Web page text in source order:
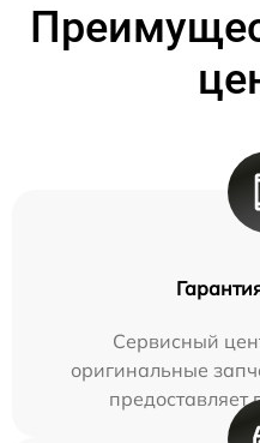
Сервисный
оригинальные
предоставляет